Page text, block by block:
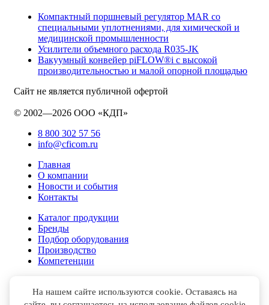
Компактный поршневый регулятор MAR со
специальными уплотнениями, для химической и
медицинской промышленности
Усилители объемного расхода R035-JK
Вакуумный конвейер piFLOW®i с высокой
производительностью и малой опорной площадью
Сайт не является публичной офертой
© 2002—2026 ООО «КДП»
8 800 302 57 56
info@cficom.ru
Главная
О компании
Новости и события
Контакты
Каталог продукции
Бренды
Подбор оборудования
Производство
Компетенции
На нашем сайте используются cookie. Оставаясь на